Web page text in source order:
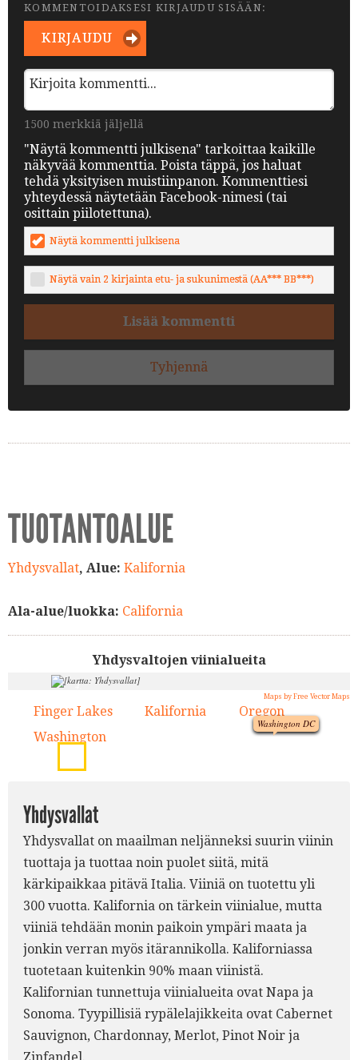
KOMMENTOIDAKSESI KIRJAUDU SISÄÄN:
KIRJAUDU
1500 merkkiä jäljellä
"Näytä kommentti julkisena" tarkoittaa kaikille
näkyvää kommenttia. Poista täppä, jos haluat
tehdä yksityisen muistiinpanon. Kommenttiesi
yhteydessä näytetään Facebook-nimesi (tai
osittain piilotettuna).
Näytä kommentti julkisena
Näytä vain 2 kirjainta etu- ja sukunimestä (AA*** BB***)
Lisää kommentti
Tyhjennä
TUOTANTOALUE
Yhdysvallat, Alue: Kalifornia
Ala-alue/luokka: California
Yhdysvaltojen viinialueita
Washington DC
1.
3.
4.
Maps by Free Vector Maps
Finger Lakes Kalifornia Oregon
Washington
Yhdysvallat
Yhdysvallat on maailman neljänneksi suurin viinin
tuottaja ja tuottaa noin puolet siitä, mitä
kärkipaikkaa pitävä Italia. Viiniä on tuotettu yli
300 vuotta. Kalifornia on tärkein viinialue, mutta
viiniä tehdään monin paikoin ympäri maata ja
jonkin verran myös itärannikolla. Kaliforniassa
tuotetaan kuitenkin 90% maan viinistä.
Kalifornian tunnettuja viinialueita ovat Napa ja
Sonoma. Tyypillisiä rypälelajikkeita ovat Cabernet
Sauvignon, Chardonnay, Merlot, Pinot Noir ja